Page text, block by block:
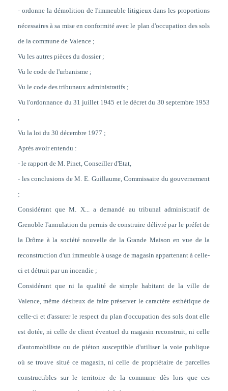
- ordonne la démolition de l'immeuble litigieux dans les proportions
nécessaires à sa mise en conformité avec le plan d'occupation des sols
de la commune de Valence ;
Vu les autres pièces du dossier ;
Vu le code de l'urbanisme ;
Vu le code des tribunaux administratifs ;
Vu l'ordonnance du 31 juillet 1945 et le décret du 30 septembre 1953
;
Vu la loi du 30 décembre 1977 ;
Après avoir entendu :
- le rapport de M. Pinet, Conseiller d'Etat,
- les conclusions de M. E. Guillaume, Commissaire du gouvernement
;
Considérant que M. X... a demandé au tribunal administratif de
Grenoble l'annulation du permis de construire délivré par le préfet de
la Drôme à la société nouvelle de la Grande Maison en vue de la
reconstruction d'un immeuble à usage de magasin appartenant à celle-
ci et détruit par un incendie ;
Considérant queni la qualité de simple habitant de la ville de
Valence, même désireux de faire préserver le caractère esthétique de
celle-ci et d'assurer le respect du plan d'occupation des sols dont elle
est dotée, ni celle de client éventuel du magasin reconstruit, ni celle
d'automobiliste ou de piéton susceptible d'utiliser la voie publique
où se trouve situé ce magasin, ni celle de propriétaire de parcelles
constructibles sur le territoire de la commune dès lors que ces